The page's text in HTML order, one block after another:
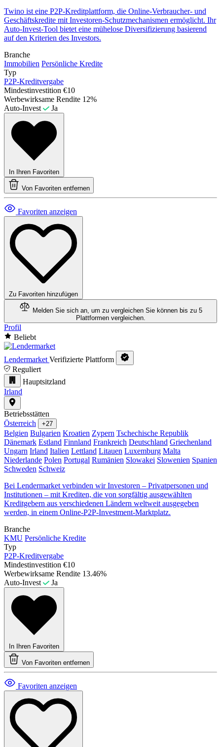
Twino ist eine P2P-Kreditplattform, die Online-Verbraucher- und
Geschäftskredite mit Investoren-Schutzmechanismen ermöglicht. Ihr
Auto-Invest-Tool bietet eine mühelose Diversifizierung basierend
auf den Kriterien des Investors.
Branche
Immobilien Persönliche Kredite
Typ
P2P-Kreditvergabe
Mindestinvestition €10
Werbewirksame Rendite 12%
Auto-Invest
Ja
In Ihren Favoriten
Von Favoriten entfernen
Favoriten anzeigen
Zu Favoriten hinzufügen
Melden Sie sich an, um zu vergleichen Sie können bis zu 5
Plattformen vergleichen.
Profil
Beliebt
Lendermarket Verifizierte Plattform
Reguliert
Hauptsitzland
Irland
Betriebsstätten
Österreich
+27
Belgien Bulgarien Kroatien Zypern Tschechische Republik
Dänemark Estland Finnland Frankreich Deutschland Griechenland
Ungarn Irland Italien Lettland Litauen Luxemburg Malta
Niederlande Polen Portugal Rumänien Slowakei Slowenien Spanien
Schweden Schweiz
Bei Lendermarket verbinden wir Investoren – Privatpersonen und
Institutionen – mit Krediten, die von sorgfältig ausgewählten
Kreditgebern aus verschiedenen Ländern weltweit ausgegeben
werden, in einem Online-P2P-Investment-Marktplatz.
Branche
KMU Persönliche Kredite
Typ
P2P-Kreditvergabe
Mindestinvestition €10
Werbewirksame Rendite 13.46%
Auto-Invest
Ja
In Ihren Favoriten
Von Favoriten entfernen
Favoriten anzeigen